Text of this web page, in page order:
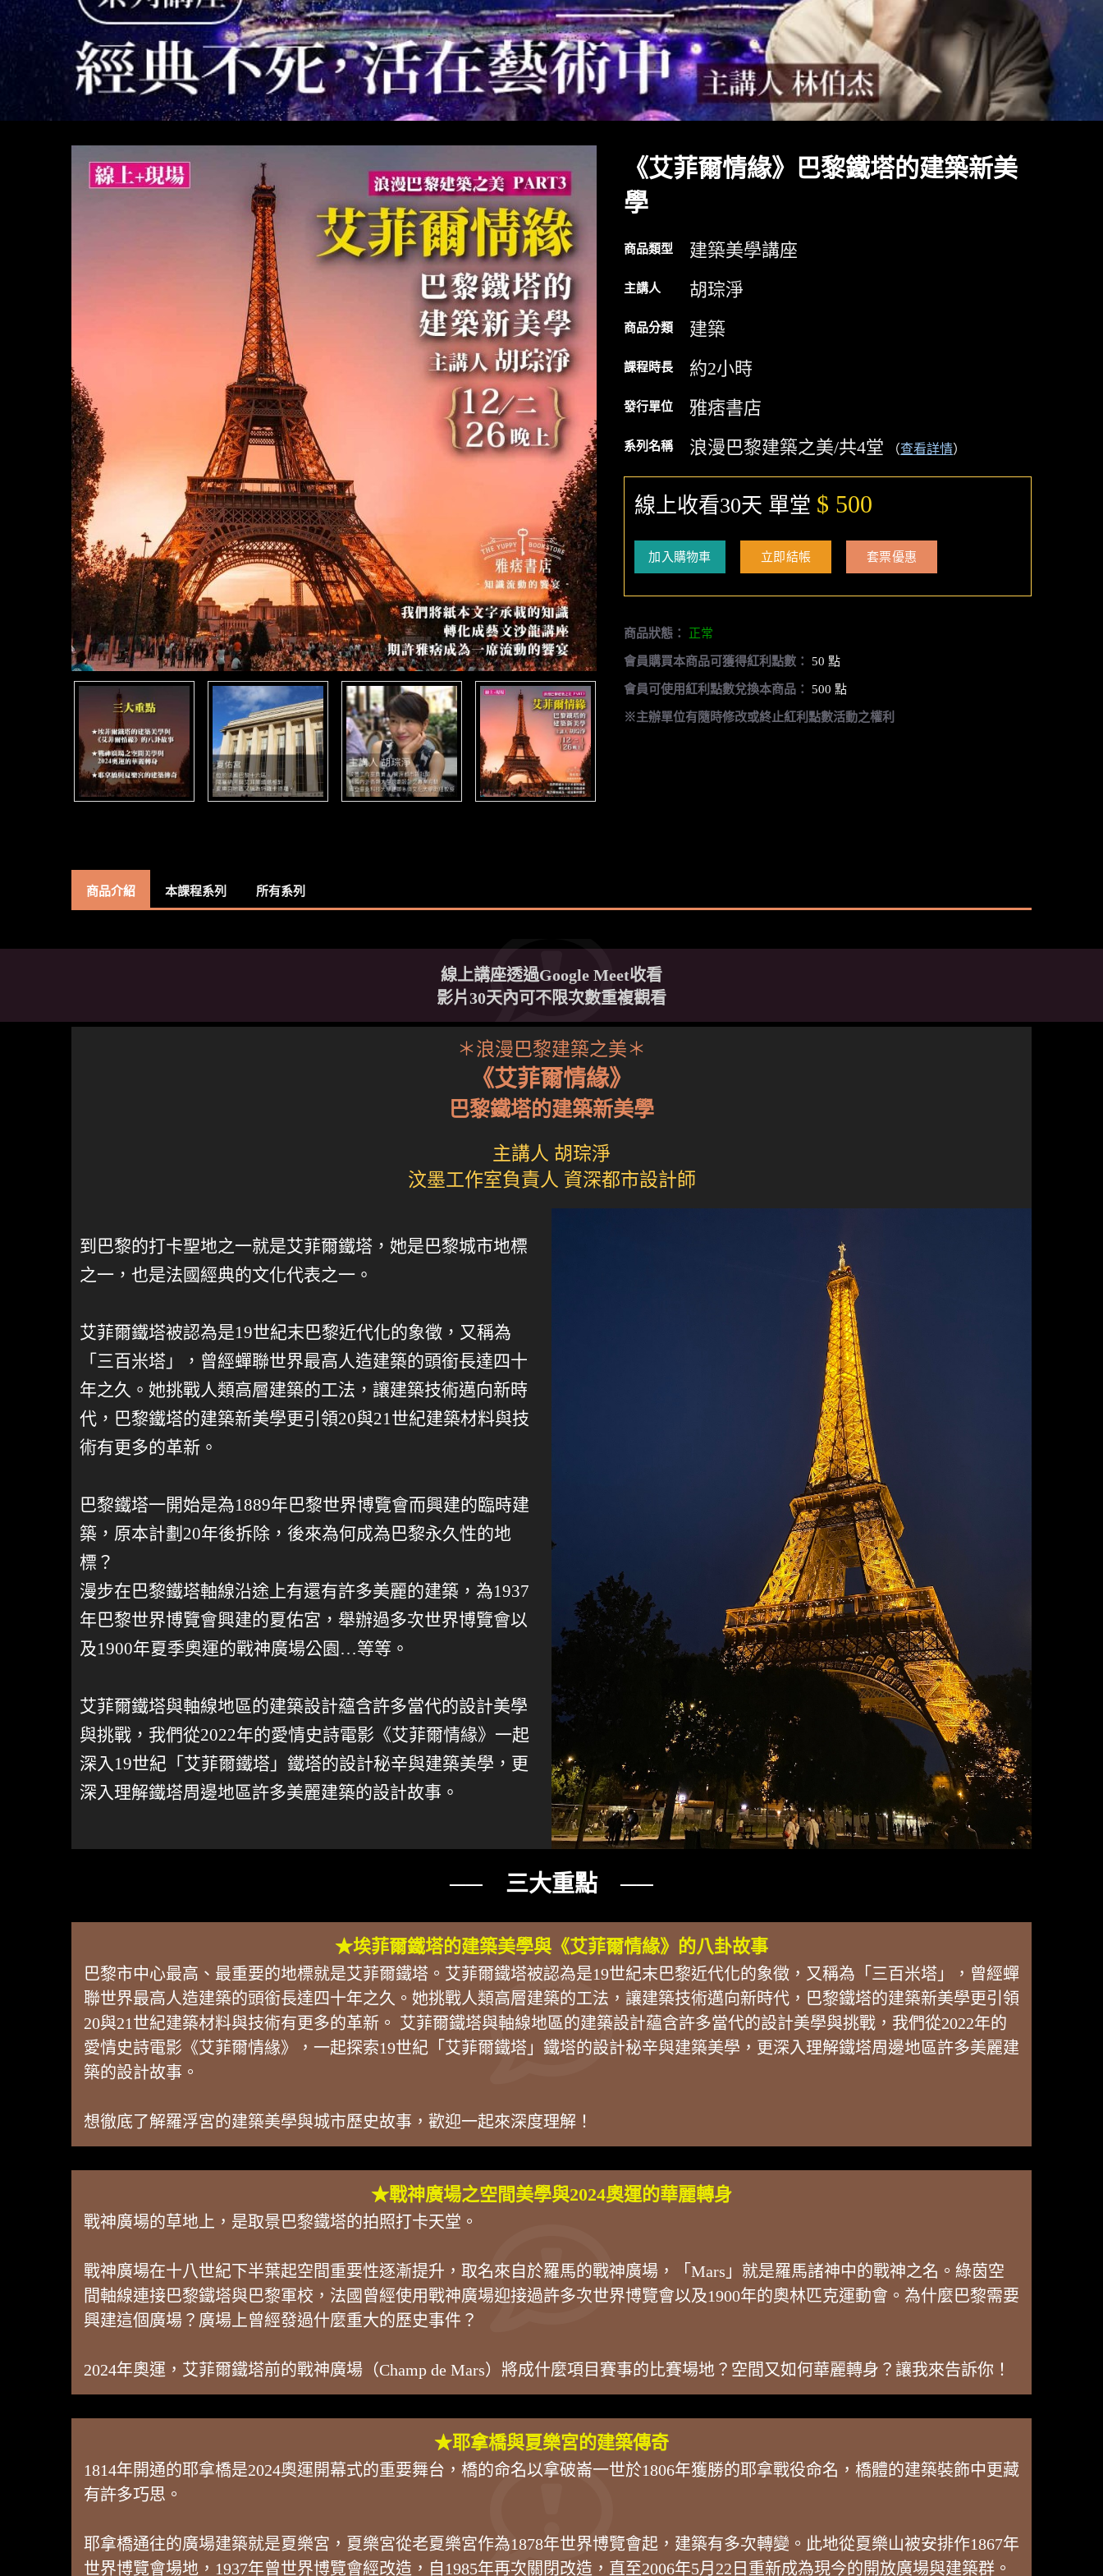
《艾菲爾情緣》巴黎鐵塔的建築新美
學
商品類型 建築美學講座
主講人 胡琮淨
商品分類 建築
課程時長 約2小時
發行單位 雅痞書店
系列名稱 浪漫巴黎建築之美/共4堂 （查看詳情）
線上收看30天 單堂 $ 500
加入購物車 立即結帳 套票優惠
商品狀態： 正常
會員購買本商品可獲得紅利點數： 50 點
會員可使用紅利點數兌換本商品： 500 點
※主辦單位有隨時修改或終止紅利點數活動之權利
商品介紹 本課程系列 所有系列
線上講座透過Google Meet收看
影片30天內可不限次數重複觀看
＊浪漫巴黎建築之美＊
《艾菲爾情緣》
巴黎鐵塔的建築新美學
主講人 胡琮淨
汶墨工作室負責人 資深都市設計師
到巴黎的打卡聖地之一就是艾菲爾鐵塔，她是巴黎城市地標
之一，也是法國經典的文化代表之一。
艾菲爾鐵塔被認為是19世紀末巴黎近代化的象徵，又稱為
「三百米塔」，曾經蟬聯世界最高人造建築的頭銜長達四十
年之久。她挑戰人類高層建築的工法，讓建築技術邁向新時
代，巴黎鐵塔的建築新美學更引領20與21世紀建築材料與技
術有更多的革新。
巴黎鐵塔一開始是為1889年巴黎世界博覽會而興建的臨時建
築，原本計劃20年後拆除，後來為何成為巴黎永久性的地
標？
漫步在巴黎鐵塔軸線沿途上有還有許多美麗的建築，為1937
年巴黎世界博覽會興建的夏佑宮，舉辦過多次世界博覽會以
及1900年夏季奧運的戰神廣場公園…等等。
艾菲爾鐵塔與軸線地區的建築設計蘊含許多當代的設計美學
與挑戰，我們從2022年的愛情史詩電影《艾菲爾情緣》一起
深入19世紀「艾菲爾鐵塔」鐵塔的設計秘辛與建築美學，更
深入理解鐵塔周邊地區許多美麗建築的設計故事。
── 三大重點 ──
★埃菲爾鐵塔的建築美學與《艾菲爾情緣》的八卦故事
巴黎市中心最高、最重要的地標就是艾菲爾鐵塔。艾菲爾鐵塔被認為是19世紀末巴黎近代化的象徵，又稱為「三百米塔」，曾經蟬
聯世界最高人造建築的頭銜長達四十年之久。她挑戰人類高層建築的工法，讓建築技術邁向新時代，巴黎鐵塔的建築新美學更引領
20與21世紀建築材料與技術有更多的革新。 艾菲爾鐵塔與軸線地區的建築設計蘊含許多當代的設計美學與挑戰，我們從2022年的
愛情史詩電影《艾菲爾情緣》，一起探索19世紀「艾菲爾鐵塔」鐵塔的設計秘辛與建築美學，更深入理解鐵塔周邊地區許多美麗建
築的設計故事。
想徹底了解羅浮宮的建築美學與城市歷史故事，歡迎一起來深度理解！
★戰神廣場之空間美學與2024奧運的華麗轉身
戰神廣場的草地上，是取景巴黎鐵塔的拍照打卡天堂。
戰神廣場在十八世紀下半葉起空間重要性逐漸提升，取名來自於羅馬的戰神廣場，「Mars」就是羅馬諸神中的戰神之名。綠茵空
間軸線連接巴黎鐵塔與巴黎軍校，法國曾經使用戰神廣場迎接過許多次世界博覽會以及1900年的奧林匹克運動會。為什麼巴黎需要
興建這個廣場？廣場上曾經發過什麼重大的歷史事件？
2024年奧運，艾菲爾鐵塔前的戰神廣場（Champ de Mars）將成什麼項目賽事的比賽場地？空間又如何華麗轉身？讓我來告訴你！
★耶拿橋與夏樂宮的建築傳奇
1814年開通的耶拿橋是2024奧運開幕式的重要舞台，橋的命名以拿破崙一世於1806年獲勝的耶拿戰役命名，橋體的建築裝飾中更藏
有許多巧思。
耶拿橋通往的廣場建築就是夏樂宮，夏樂宮從老夏樂宮作為1878年世界博覽會起，建築有多次轉變。此地從夏樂山被安排作1867年
世界博覽會場地，1937年曾世界博覽會經改造，自1985年再次關閉改造，直至2006年5月22日重新成為現今的開放廣場與建築群。